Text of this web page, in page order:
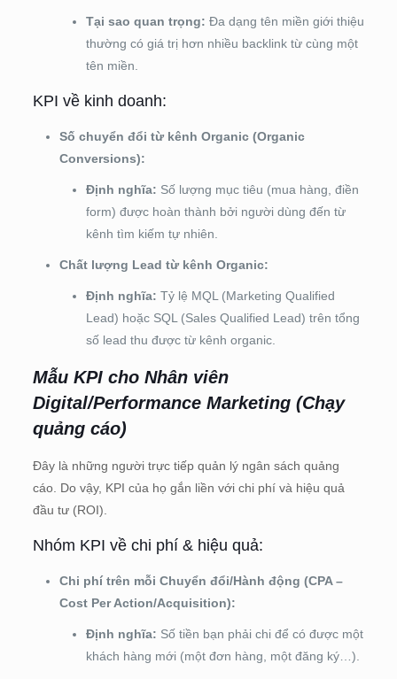
Tại sao quan trọng: Đa dạng tên miền giới thiệu
thường có giá trị hơn nhiều backlink từ cùng một
tên miền.
KPI về kinh doanh:
Số chuyển đổi từ kênh Organic (Organic
Conversions):
Định nghĩa: Số lượng mục tiêu (mua hàng, điền
form) được hoàn thành bởi người dùng đến từ
kênh tìm kiếm tự nhiên.
Chất lượng Lead từ kênh Organic:
Định nghĩa: Tỷ lệ MQL (Marketing Qualified
Lead) hoặc SQL (Sales Qualified Lead) trên tổng
số lead thu được từ kênh organic.
Mẫu KPI cho Nhân viên
Digital/Performance Marketing (Chạy
quảng cáo)
Đây là những người trực tiếp quản lý ngân sách quảng
cáo. Do vậy, KPI của họ gắn liền với chi phí và hiệu quả
đầu tư (ROI).
Nhóm KPI về chi phí & hiệu quả:
Chi phí trên mỗi Chuyển đổi/Hành động (CPA –
Cost Per Action/Acquisition):
Định nghĩa: Số tiền bạn phải chi để có được một
khách hàng mới (một đơn hàng, một đăng ký…).